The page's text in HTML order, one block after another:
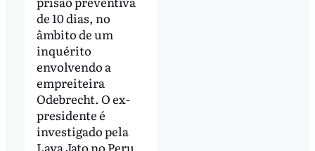
de 10 dias, no
âmbito de um
inquérito
envolvendo a
empreiteira
Odebrecht. O ex-
presidente é
investigado pela
Lava Jato no Peru